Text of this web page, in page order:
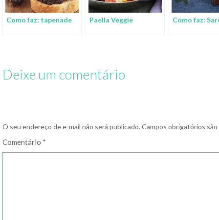
Como faz: tapenade Paella Veggie Como faz:
Deixe um comentário
O seu endereço de e-mail não será publicado. Campos obrigatórios
Comentário *